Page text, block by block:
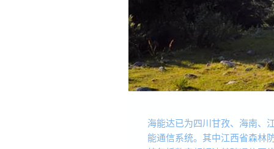
海能达已为四川甘孜、海南、
能通信系统。其中江西省森林